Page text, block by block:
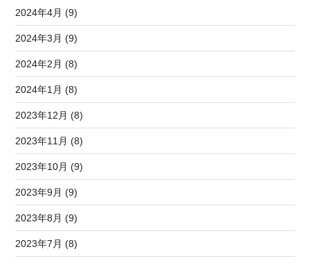
2024年4月 (9)
2024年3月 (9)
2024年2月 (8)
2024年1月 (8)
2023年12月 (8)
2023年11月 (8)
2023年10月 (9)
2023年9月 (9)
2023年8月 (9)
2023年7月 (8)